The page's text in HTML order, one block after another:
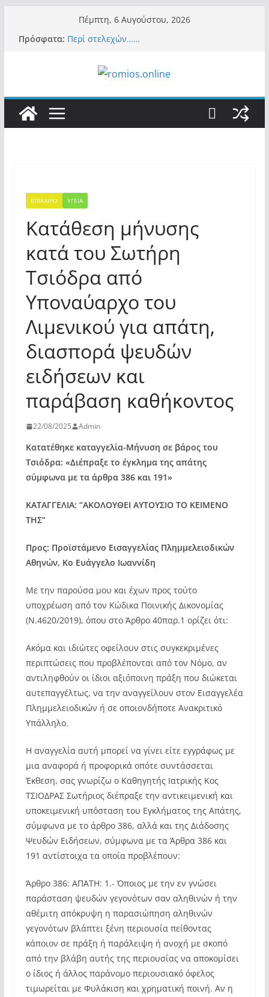
περιεχόμενο
Πέμπτη, 6 Αυγούστου, 2026
Πρόσφατα: Περί στελεχών……
είναι το Κίνημα της Μ.Καρυστιανού και όχι
το διεφθαρμένο σύστημα εξουσίας»
Κασιδιάρη – Οι ένοικοι του Μαξίμου σε
πανικό, πατριωτικό τσουνάμι σαρώνει την
«Έλληνες» η κυβέρνηση! (φωτο)
ΕΠΙΚΑΙΡΟ ΥΓΕΙΑ
Κατάθεση μήνυσης
κατά του Σωτήρη
Τσιόδρα από
Υποναύαρχο του
Λιμενικού για απάτη,
διασπορά ψευδών
ειδήσεων και
παράβαση καθήκοντος
22/08/2025 Admin
Κατατέθηκε καταγγελία-Μήνυση σε βάρος του
Τσιόδρα: «Διέπραξε το έγκλημα της απάτης
σύμφωνα με τα άρθρα 386 και 191»
ΚΑΤΑΓΓΕΛΙΑ: “ΑΚΟΛΟΥΘΕΙ ΑΥΤΟΥΣΙΟ ΤΟ ΚΕΙΜΕΝΟ
ΤΗΣ”
Προς: Προϊστάμενο Εισαγγελίας Πλημμελειοδικών
Αθηνών, Κο Ευάγγελο Ιωαννίδη
Με την παρούσα μου και έχων προς τούτο
υποχρέωση από τον Κώδικα Ποινικής Δικονομίας
(Ν.4620/2019), όπου στο Άρθρο 40παρ.1 ορίζει ότι:
Ακόμα και ιδιώτες οφείλουν στις συγκεκριμένες
περιπτώσεις που προβλέπονται από τον Νόμο, αν
αντιληφθούν οι ίδιοι αξιόποινη πράξη που διώκεται
αυτεπαγγέλτως, να την αναγγείλουν στον Εισαγγελέα
Πλημμελειοδικών ή σε οποιονδήποτε Ανακριτικό
Υπάλληλο.
Η αναγγελία αυτή μπορεί να γίνει είτε εγγράφως με
μια αναφορά ή προφορικά οπότε συντάσσεται
Έκθεση, σας γνωρίζω ο Καθηγητής Ιατρικής Κος
ΤΣΙΟΔΡΑΣ Σωτήριος διέπραξε την αντικειμενική και
υποκειμενική υπόσταση του Εγκλήματος της Απάτης,
σύμφωνα με το άρθρο 386, αλλά και της Διάδοσης
Ψευδών Ειδήσεων, σύμφωνα με τα Άρθρα 386 και
191 αντίστοιχα τα οποία προβλέπουν:
Άρθρο 386: ΑΠΑΤΗ: 1.- Όποιος με την εν γνώσει
παράσταση ψευδών γεγονότων σαν αληθινών ή την
αθέμιτη απόκρυψη η παρασιώπηση αληθινών
γεγονότων βλάπτει ξένη περιουσία πείθοντας
κάποιον σε πράξη ή παράλειψη ή ανοχή με σκοπό
από την βλάβη αυτής της περιουσίας να αποκομίσει
ο ίδιος ή άλλος παράνομο περιουσιακό όφελος
τιμωρείται με Φυλάκιση και χρηματική ποινή. Αν η